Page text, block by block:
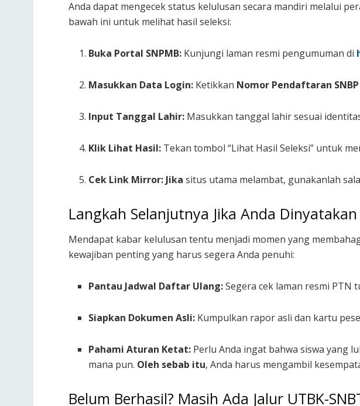
Anda dapat mengecek status kelulusan secara mandiri melalui
bawah ini untuk melihat hasil seleksi:
Buka Portal SNPMB: Kunjungi laman resmi pengumuman di
Masukkan Data Login: Ketikkan Nomor Pendaftaran SNBP
Input Tanggal Lahir: Masukkan tanggal lahir sesuai
Klik Lihat Hasil: Tekan tombol “Lihat Hasil Seleksi” untuk
Cek Link Mirror: Jika situs utama melambat, gunakanlah
Langkah Selanjutnya Jika Anda
Mendapat kabar kelulusan tentu menjadi momen yang
kewajiban penting yang harus segera Anda penuhi:
Pantau Jadwal Daftar Ulang:Segera cek laman resmi PTN
Siapkan Dokumen Asli: Kumpulkan rapor asli dan kartu
Pahami Aturan Ketat: Perlu Anda ingat bahwa siswa yang
mana pun. Oleh sebab itu, Anda harus mengambil
Belum Berhasil? Masih Ada Jalur UTBK-